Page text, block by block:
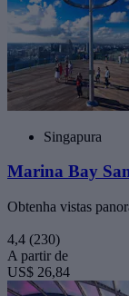
Singapura
Marina Bay
Obtenha vistas
4,4 (230)
A partir de
US$ 26,84